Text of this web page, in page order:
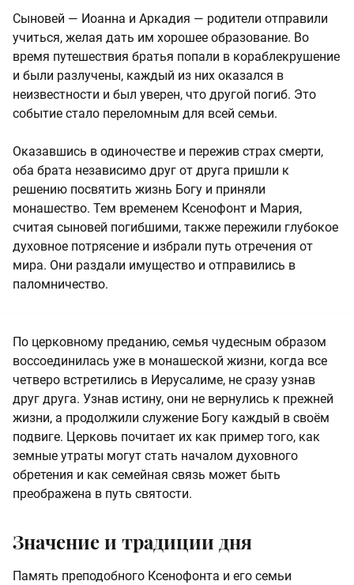
Сыновей — Иоанна и Аркадия — родители отправили
учиться, желая дать им хорошее образование. Во
время путешествия братья попали в кораблекрушение
и были разлучены, каждый из них оказался в
неизвестности и был уверен, что другой погиб. Это
событие стало переломным для всей семьи.
Оказавшись в одиночестве и пережив страх смерти,
оба брата независимо друг от друга пришли к
решению посвятить жизнь Богу и приняли
монашество. Тем временем Ксенофонт и Мария,
считая сыновей погибшими, также пережили глубокое
духовное потрясение и избрали путь отречения от
мира. Они раздали имущество и отправились в
паломничество.
По церковному преданию, семья чудесным образом
воссоединилась уже в монашеской жизни, когда все
четверо встретились в Иерусалиме, не сразу узнав
друг друга. Узнав истину, они не вернулись к прежней
жизни, а продолжили служение Богу каждый в своём
подвиге. Церковь почитает их как пример того, как
земные утраты могут стать началом духовного
обретения и как семейная связь может быть
преображена в путь святости.
Значение и традиции дня
Память преподобного Ксенофонта и его семьи